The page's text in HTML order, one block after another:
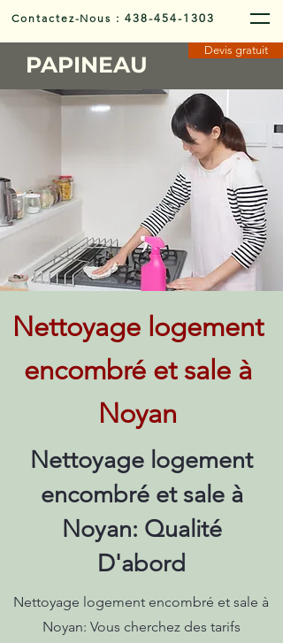
Contactez-Nous :438-454-1303
PAPINEAU
Devis gratuit
Nettoyage logement
encombré et sale à
Noyan
Nettoyage logement
encombré et sale à
Noyan: Qualité
D'abord
Nettoyage logement encombré et sale à
Noyan: Vous cherchez des tarifs